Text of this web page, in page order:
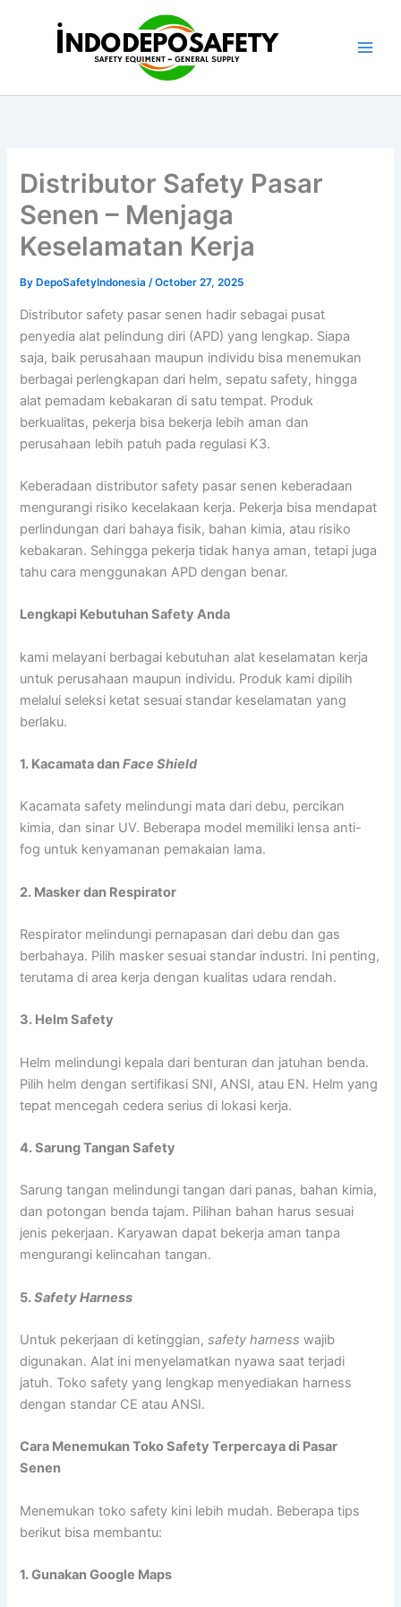
Distributor Safety Pasar
Senen – Menjaga
Keselamatan Kerja
By DepoSafetyIndonesia/October 27, 2025
Distributor safety pasar senen hadir sebagai pusat
penyedia alat pelindung diri (APD) yang lengkap. Siapa
saja, baik perusahaan maupun individu bisa menemukan
berbagai perlengkapan dari helm, sepatu safety, hingga
alat pemadam kebakaran di satu tempat. Produk
berkualitas, pekerja bisa bekerja lebih aman dan
perusahaan lebih patuh pada regulasi K3.
Keberadaan distributor safety pasar senen keberadaan
mengurangi risiko kecelakaan kerja. Pekerja bisa mendapat
perlindungan dari bahaya fisik, bahan kimia, atau risiko
kebakaran. Sehingga pekerja tidak hanya aman, tetapi juga
tahu cara menggunakan APD dengan benar.
Lengkapi Kebutuhan Safety Anda
kami melayani berbagai kebutuhan alat keselamatan kerja
untuk perusahaan maupun individu. Produk kami dipilih
melalui seleksi ketat sesuai standar keselamatan yang
berlaku.
1. Kacamata danFace Shield
Kacamata safety melindungi mata dari debu, percikan
kimia, dan sinar UV. Beberapa model memiliki lensa anti-
fog untuk kenyamanan pemakaian lama.
2. Masker dan Respirator
Respirator melindungi pernapasan dari debu dan gas
berbahaya. Pilih masker sesuai standar industri. Ini penting,
terutama di area kerja dengan kualitas udara rendah.
3. Helm Safety
Helm melindungi kepala dari benturan dan jatuhan benda.
Pilih helm dengan sertifikasi SNI, ANSI, atau EN. Helm yang
tepat mencegah cedera serius di lokasi kerja.
4. Sarung Tangan Safety
Sarung tangan melindungi tangan dari panas, bahan kimia,
dan potongan benda tajam. Pilihan bahan harus sesuai
jenis pekerjaan. Karyawan dapat bekerja aman tanpa
mengurangi kelincahan tangan.
5.Safety Harness
Untuk pekerjaan di ketinggian,safety harness wajib
digunakan. Alat ini menyelamatkan nyawa saat terjadi
jatuh. Toko safety yang lengkap menyediakan harness
dengan standar CE atau ANSI.
Cara Menemukan Toko Safety Terpercaya di Pasar
Senen
Menemukan toko safety kini lebih mudah. Beberapa tips
berikut bisa membantu:
1. Gunakan Google Maps